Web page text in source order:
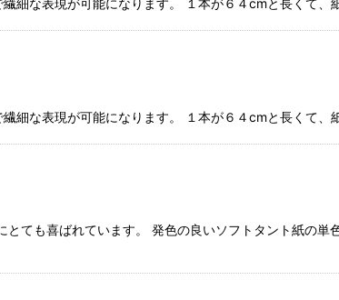
な表現が可能になります。 １本が６４cmと長くて、
な表現が可能になります。 １本が６４cmと長くて、
ても喜ばれています。 発色の良いソフトタント紙の